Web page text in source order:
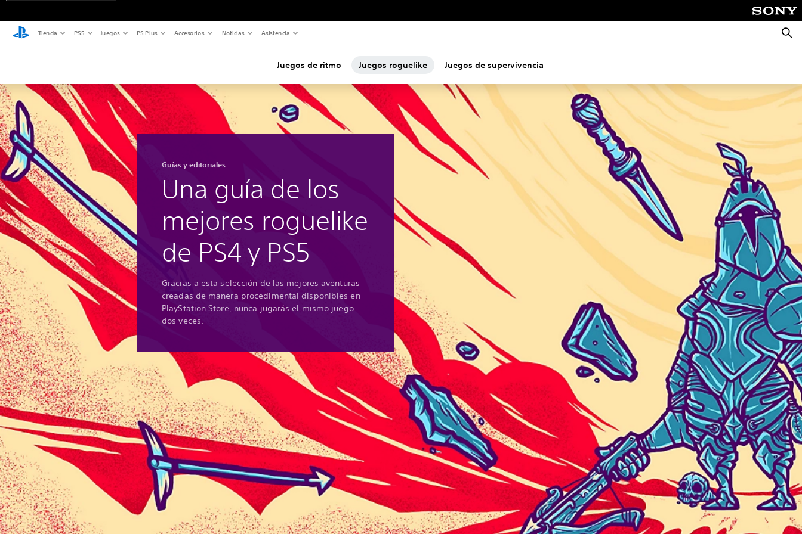
Tienda PS5 Juegos PS Plus Accesorios Noticias Asistencia
Juegos de ritmo Juegos roguelike Juegos de supervivencia
Guías y editoriales
Una guía de los
mejores roguelike
de PS4 y PS5
Gracias a esta selección de las mejores aventuras
creadas de manera procedimental disponibles en
PlayStation Store, nunca jugarás el mismo juego
dos veces.